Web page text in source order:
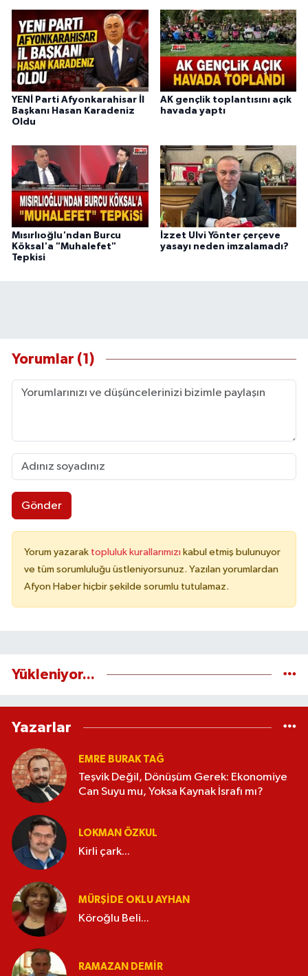
YENİ Parti Afyonkarahisar İl
Başkanı Hasan Karadeniz
Oldu
AK gençlik toplantısını açık
havada yaptı
Mısırlıoğlu'ndan Burcu
Köksal'a "Muhalefet"
Tepkisi
İzzet Ulvi Yönter çerçeve
yasayı neden imzalamadı?
Yorumlar (1)
Gönder
Yorum yazarak topluluk kurallarımızı kabul etmiş bulunuyor
ve tüm sorumluluğu üstleniyorsunuz. Yazılan yorumlardan
Afyon Haber hiçbir şekilde sorumlu tutulamaz.
Yükleniyor...
Yazarlar
EMRE BURAK TAĞ
Teşvik Değil, Dönüşüm Gerek: Ekonomiye
Can Suyu mu, Yoksa Kaynak İsrafı mı?
LOKMAN ÖZKUL
Kirli çark...
MÜRŞIDE OKLU AYHAN
Köroğlu Beli...
RAMAZAN DEMİR